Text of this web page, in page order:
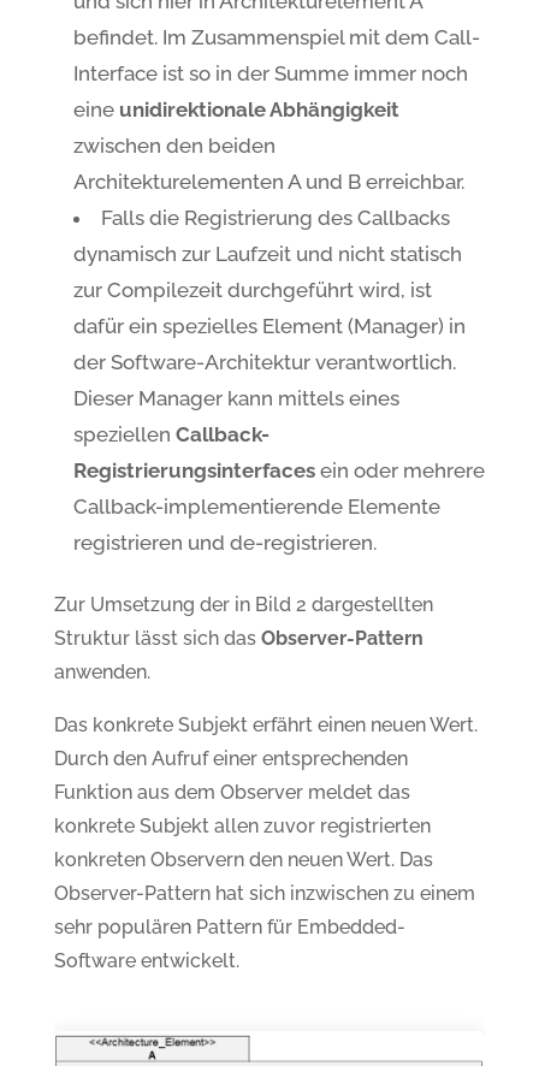
befindet. Im Zusammenspiel mit dem Call-
Interface ist so in der Summe immer noch
eine unidirektionale Abhängigkeit
zwischen den beiden
Architekturelementen A und B erreichbar.
Falls die Registrierung des Callbacks
dynamisch zur Laufzeit und nicht statisch
zur Compilezeit durchgeführt wird, ist
dafür ein spezielles Element (Manager) in
der Software-Architektur verantwortlich.
Dieser Manager kann mittels eines
speziellen Callback-
Registrierungsinterfacesein oder mehrere
Callback-implementierende Elemente
registrieren und de-registrieren.
Zur Umsetzung der in Bild 2 dargestellten
Struktur lässt sich das Observer-Pattern
anwenden.
Das konkrete Subjekt erfährt einen neuen Wert.
Durch den Aufruf einer entsprechenden
Funktion aus dem Observer meldet das
konkrete Subjekt allen zuvor registrierten
konkreten Observern den neuen Wert. Das
Observer-Pattern hat sich inzwischen zu einem
sehr populären Pattern für Embedded-
Software entwickelt.